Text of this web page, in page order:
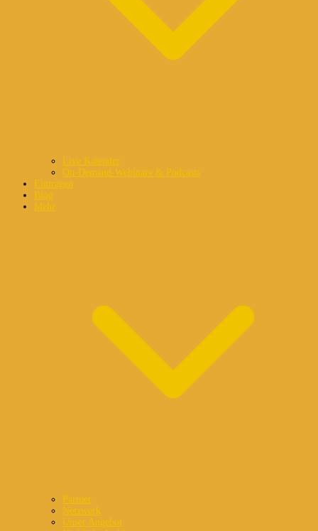
Live Kalender
On-Demand-Webinare & Podcasts
Eintragen
Blog
Mehr
Partner
Netzwerk
Unser Angebot